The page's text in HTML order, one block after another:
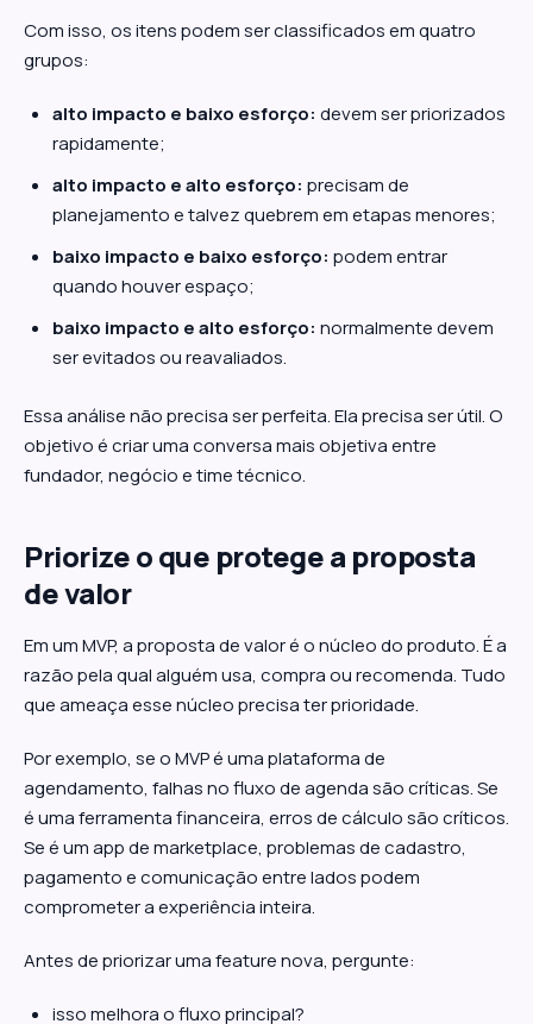
Com isso, os itens podem ser classificados em quatro
grupos:
alto impacto e baixo esforço: devem ser priorizados
rapidamente;
alto impacto e alto esforço: precisam de
planejamento e talvez quebrem em etapas menores;
baixo impacto e baixo esforço: podem entrar
quando houver espaço;
baixo impacto e alto esforço: normalmente devem
ser evitados ou reavaliados.
Essa análise não precisa ser perfeita. Ela precisa ser útil. O
objetivo é criar uma conversa mais objetiva entre
fundador, negócio e time técnico.
Priorize o que protege a proposta
de valor
Em um MVP, a proposta de valor é o núcleo do produto. É a
razão pela qual alguém usa, compra ou recomenda. Tudo
que ameaça esse núcleo precisa ter prioridade.
Por exemplo, se o MVP é uma plataforma de
agendamento, falhas no fluxo de agenda são críticas. Se
é uma ferramenta financeira, erros de cálculo são críticos.
Se é um app de marketplace, problemas de cadastro,
pagamento e comunicação entre lados podem
comprometer a experiência inteira.
Antes de priorizar uma feature nova, pergunte:
isso melhora o fluxo principal?